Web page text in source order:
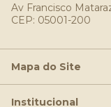
Av Francisco
CEP: 05001-200
Mapa do Site
Institucional